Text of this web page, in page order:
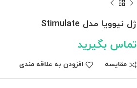
ژل نیوویا مدل Stimulate
تماس بگیرید
مقایسه افزودن به علاقه مندی